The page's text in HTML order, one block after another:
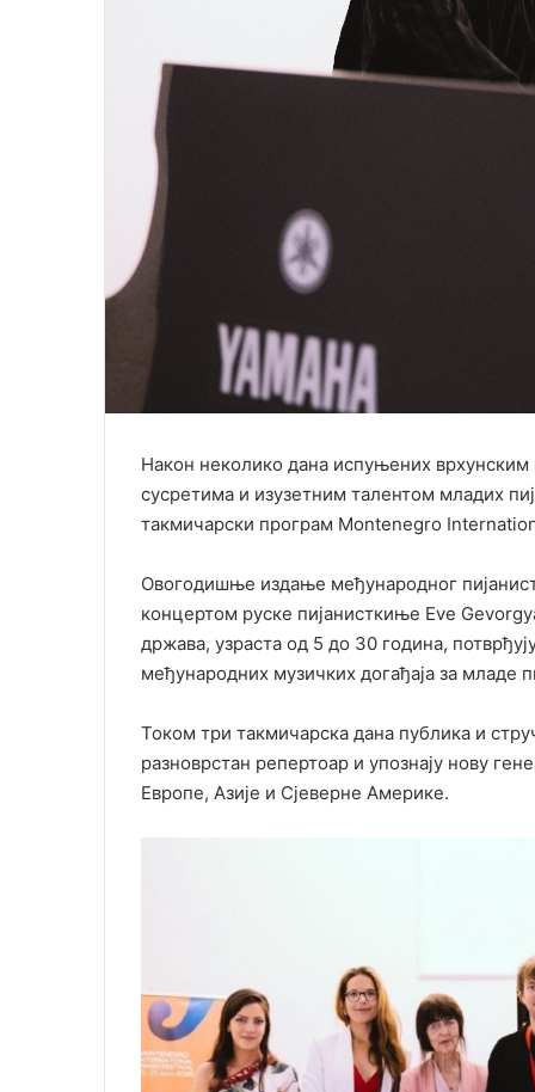
Након неколико дана испуњених
сусретима и изузетним талентом младих
такмичарски програм Montenegro
Овогодишње издање међународног
концертом руске пијанисткиње Eve
држава, узраста од 5 до 30 година,
међународних музичких догађаја за младе
Током три такмичарска дана публика и
разноврстан репертоар и упознају нову
Европе, Азије и Сјеверне Америке.